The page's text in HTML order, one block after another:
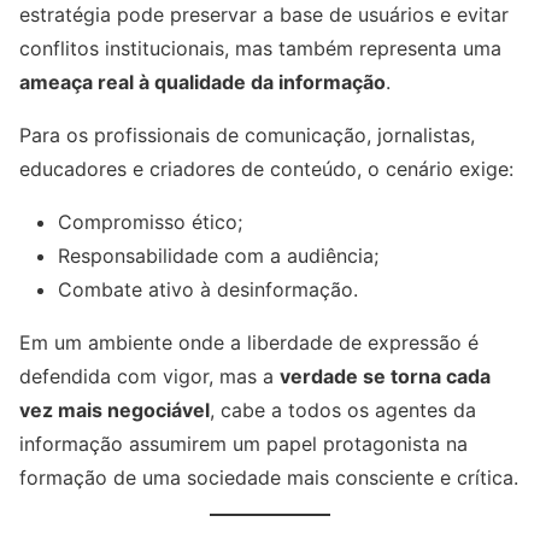
estratégia pode preservar a base de usuários e evitar
conflitos institucionais, mas também representa uma
ameaça real à qualidade da informação.
Para os profissionais de comunicação, jornalistas,
educadores e criadores de conteúdo, o cenário exige:
Compromisso ético;
Responsabilidade com a audiência;
Combate ativo à desinformação.
Em um ambiente onde a liberdade de expressão é
defendida com vigor, mas a verdade se torna cada
vez mais negociável, cabe a todos os agentes da
informação assumirem um papel protagonista na
formação de uma sociedade mais consciente e crítica.